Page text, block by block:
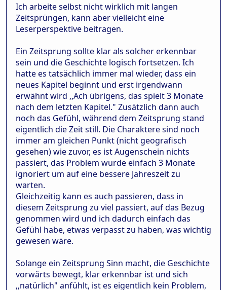
Ich arbeite selbst nicht wirklich mit langen
Zeitsprüngen, kann aber vielleicht eine
Leserperspektive beitragen.
Ein Zeitsprung sollte klar als solcher erkennbar
sein und die Geschichte logisch fortsetzen. Ich
hatte es tatsächlich immer mal wieder, dass ein
neues Kapitel beginnt und erst irgendwann
erwähnt wird ,,Ach übrigens, das spielt 3 Monate
nach dem letzten Kapitel." Zusätzlich dann auch
noch das Gefühl, während dem Zeitsprung stand
eigentlich die Zeit still. Die Charaktere sind noch
immer am gleichen Punkt (nicht geografisch
gesehen) wie zuvor, es ist Augenschein nichts
passiert, das Problem wurde einfach 3 Monate
ignoriert um auf eine bessere Jahreszeit zu
warten.
Gleichzeitig kann es auch passieren, dass in
diesem Zeitsprung zu viel passiert, auf das Bezug
genommen wird und ich dadurch einfach das
Gefühl habe, etwas verpasst zu haben, was wichtig
gewesen wäre.
Solange ein Zeitsprung Sinn macht, die Geschichte
vorwärts bewegt, klar erkennbar ist und sich
,,natürlich" anfühlt, ist es eigentlich kein Problem,